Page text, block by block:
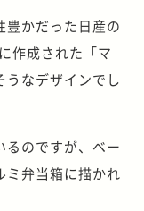
豊かだった日産の
作成された「マ
うなデザインでし
るのですが、ベー
ミ弁当箱に描かれ